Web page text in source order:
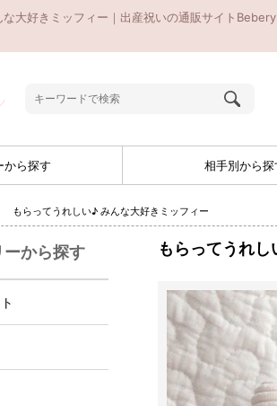
大好きミッフィー｜出産祝いの通販サイトBebery
から探す 相手別から探
もらってうれしい♪ みんな大好きミッフィー
もらってうれ
から探す